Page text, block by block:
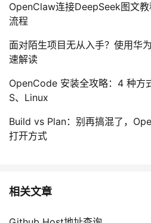
OpenClaw连接DeepSeek图文
流程
面对陌生项目无从入手？使用华
速解读
OpenCode 安装全攻略：4 种方
S、Linux
Build vs Plan：别再搞混了，
打开方式
相关文章